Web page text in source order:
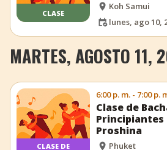
CLASE
Koh Samui
lunes, ago 10,
MARTES, AGOSTO 11,
CLASE DE
6:00 p. m. - 7:00 p.
Clase de
Proshina
Phuket